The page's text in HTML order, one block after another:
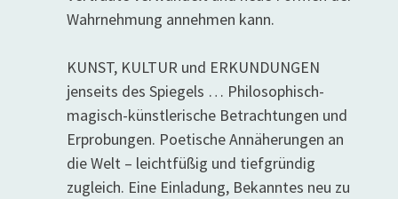
Wahrnehmung annehmen kann.
KUNST, KULTUR und ERKUNDUNGEN
jenseits des Spiegels … Philosophisch-
magisch-künstlerische Betrachtungen und
Erprobungen. Poetische Annäherungen an
die Welt – leichtfüßig und tiefgründig
zugleich. Eine Einladung, Bekanntes neu zu